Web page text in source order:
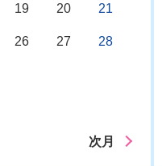
19 20 21
26 27 28
次月